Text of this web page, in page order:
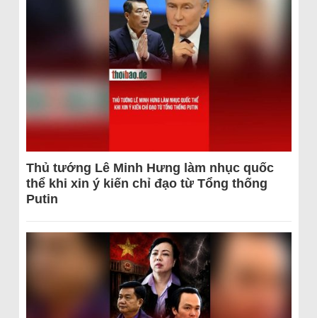
Thủ tướng Lê Minh Hưng làm nhục quốc
thể khi xin ý kiến chỉ đạo từ Tổng thống
Putin